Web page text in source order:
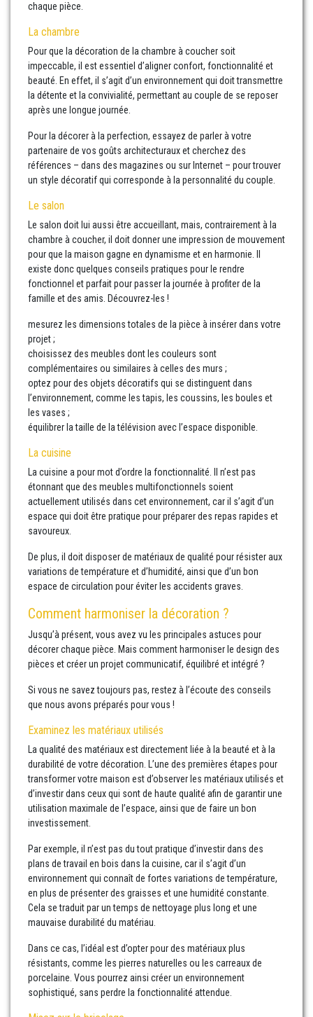
chaque pièce.
La chambre
Pour que la décoration de la chambre à coucher soit
impeccable, il est essentiel d’aligner confort, fonctionnalité et
beauté. En effet, il s’agit d’un environnement qui doit transmettre
la détente et la convivialité, permettant au couple de se reposer
après une longue journée.
Pour la décorer à la perfection, essayez de parler à votre
partenaire de vos goûts architecturaux et cherchez des
références – dans des magazines ou sur Internet – pour trouver
un style décoratif qui corresponde à la personnalité du couple.
Le salon
Le salon doit lui aussi être accueillant, mais, contrairement à la
chambre à coucher, il doit donner une impression de mouvement
pour que la maison gagne en dynamisme et en harmonie. Il
existe donc quelques conseils pratiques pour le rendre
fonctionnel et parfait pour passer la journée à profiter de la
famille et des amis. Découvrez-les !
mesurez les dimensions totales de la pièce à insérer dans votre
projet ;
choisissez des meubles dont les couleurs sont
complémentaires ou similaires à celles des murs ;
optez pour des objets décoratifs qui se distinguent dans
l’environnement, comme les tapis, les coussins, les boules et
les vases ;
équilibrer la taille de la télévision avec l’espace disponible.
La cuisine
La cuisine a pour mot d’ordre la fonctionnalité. Il n’est pas
étonnant que des meubles multifonctionnels soient
actuellement utilisés dans cet environnement, car il s’agit d’un
espace qui doit être pratique pour préparer des repas rapides et
savoureux.
De plus, il doit disposer de matériaux de qualité pour résister aux
variations de température et d’humidité, ainsi que d’un bon
espace de circulation pour éviter les accidents graves.
Comment harmoniser la décoration ?
Jusqu’à présent, vous avez vu les principales astuces pour
décorer chaque pièce. Mais comment harmoniser le design des
pièces et créer un projet communicatif, équilibré et intégré ?
Si vous ne savez toujours pas, restez à l’écoute des conseils
que nous avons préparés pour vous !
Examinez les matériaux utilisés
La qualité des matériaux est directement liée à la beauté et à la
durabilité de votre décoration. L’une des premières étapes pour
transformer votre maison est d’observer les matériaux utilisés et
d’investir dans ceux qui sont de haute qualité afin de garantir une
utilisation maximale de l’espace, ainsi que de faire un bon
investissement.
Par exemple, il n’est pas du tout pratique d’investir dans des
plans de travail en bois dans la cuisine, car il s’agit d’un
environnement qui connaît de fortes variations de température,
en plus de présenter des graisses et une humidité constante.
Cela se traduit par un temps de nettoyage plus long et une
mauvaise durabilité du matériau.
Dans ce cas, l’idéal est d’opter pour des matériaux plus
résistants, comme les pierres naturelles ou les carreaux de
porcelaine. Vous pourrez ainsi créer un environnement
sophistiqué, sans perdre la fonctionnalité attendue.